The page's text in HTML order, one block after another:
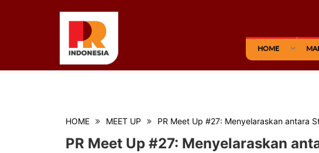
HOME
HOME MEET UP PR Meet Up #27: Menyelaraskan antara
PR Meet Up #27: Menyelaraskan